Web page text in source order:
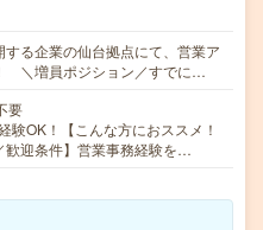
る企業の仙台拠点にて、営業ア
＼増員ポジション／すでに…
要
験OK！【こんな方におススメ！
歓迎条件】営業事務経験を…